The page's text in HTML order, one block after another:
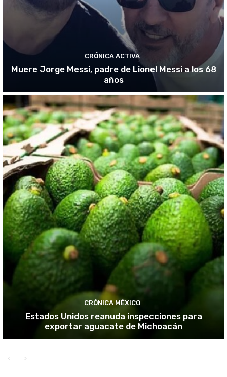
CRÓNICA ACTIVA
Muere Jorge Messi, padre de Lionel Messi a los 68
años
CRÓNICA MÉXICO
Estados Unidos reanuda inspecciones para
exportar aguacate de Michoacán